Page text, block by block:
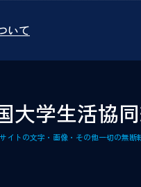
いて
大学生活協
イトの文字・画像・その他一切の無断